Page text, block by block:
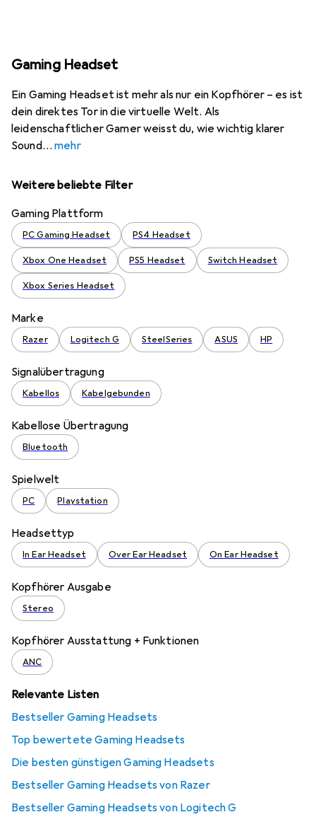
Gaming Headset
Ein Gaming Headset ist mehr als nur ein Kopfhörer – es ist
dein direktes Tor in die virtuelle Welt. Als
leidenschaftlicher Gamer weisst du, wie wichtig klarer
Sound
mehr
Weitere beliebte Filter
Gaming Plattform
PC Gaming Headset PS4 Headset
Xbox One Headset PS5 Headset Switch Headset
Xbox Series Headset
Marke
Razer Logitech G SteelSeries ASUS HP
Signalübertragung
Kabellos Kabelgebunden
Kabellose Übertragung
Bluetooth
Spielwelt
PC Playstation
Headsettyp
In Ear Headset Over Ear Headset On Ear Headset
Kopfhörer Ausgabe
Stereo
Kopfhörer Ausstattung + Funktionen
ANC
Relevante Listen
Bestseller Gaming Headsets
Top bewertete Gaming Headsets
Die besten günstigen Gaming Headsets
Bestseller Gaming Headsets von Razer
Bestseller Gaming Headsets von Logitech G